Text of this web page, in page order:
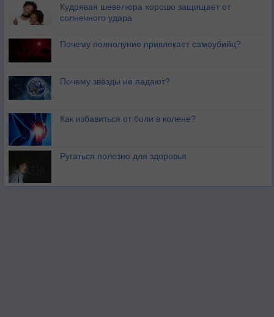
Кудрявая шевелюра хорошо защищает от
солнечного удара
Почему полнолуние привлекает самоубийц?
Почему звёзды не падают?
Как избавиться от боли в колене?
Ругаться полезно для здоровья